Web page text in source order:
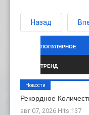
Назад
ПОПУЛЯРНОЕ
ТРЕНД
Рекордное
авг 07, 2026 Hits:137
Новости